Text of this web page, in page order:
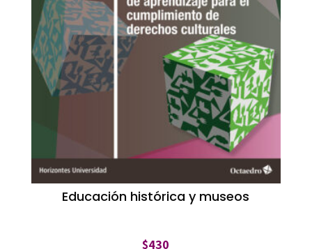
Educación histórica y museos
$430